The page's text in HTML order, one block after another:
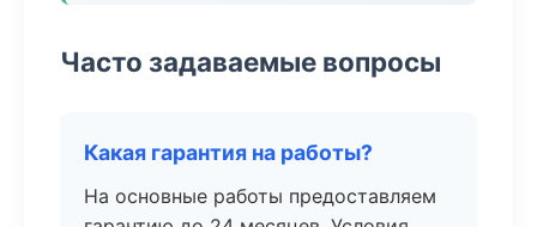
Часто задаваемые вопросы
Какая гарантия на работы?
На основные работы предоставляем